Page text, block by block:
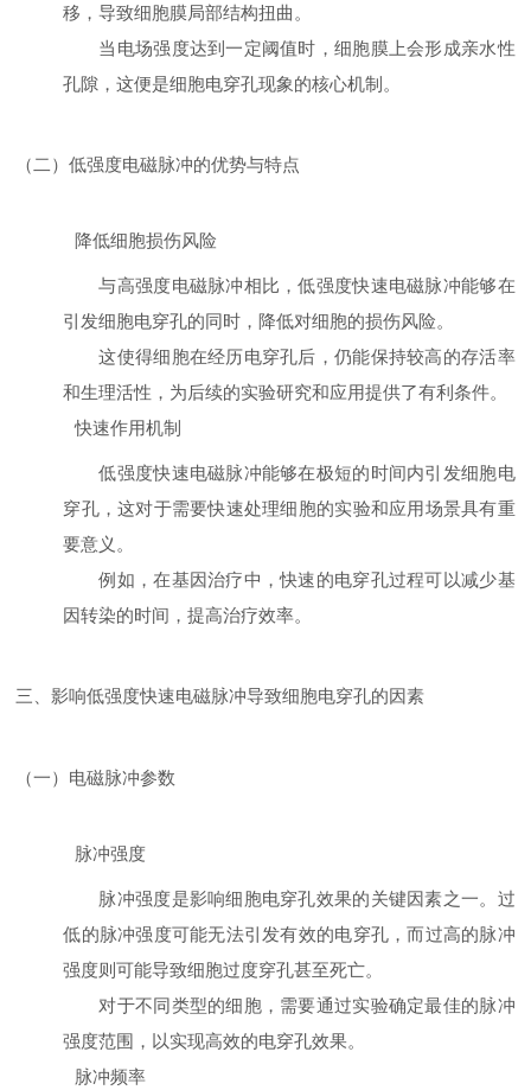
移，导致细胞膜局部结构扭曲。
当电场强度达到一定阈值时，细胞膜上会形成亲水性
孔隙，这便是细胞电穿孔现象的核心机制。
（二）低强度电磁脉冲的优势与特点
降低细胞损伤风险
与高强度电磁脉冲相比，低强度快速电磁脉冲能够在
引发细胞电穿孔的同时，降低对细胞的损伤风险。
这使得细胞在经历电穿孔后，仍能保持较高的存活率
和生理活性，为后续的实验研究和应用提供了有利条件。
快速作用机制
低强度快速电磁脉冲能够在极短的时间内引发细胞电
穿孔，这对于需要快速处理细胞的实验和应用场景具有重
要意义。
例如，在基因治疗中，快速的电穿孔过程可以减少基
因转染的时间，提高治疗效率。
三、影响低强度快速电磁脉冲导致细胞电穿孔的因素
（一）电磁脉冲参数
脉冲强度
脉冲强度是影响细胞电穿孔效果的关键因素之一。过
低的脉冲强度可能无法引发有效的电穿孔，而过高的脉冲
强度则可能导致细胞过度穿孔甚至死亡。
对于不同类型的细胞，需要通过实验确定最佳的脉冲
强度范围，以实现高效的电穿孔效果。
脉冲频率